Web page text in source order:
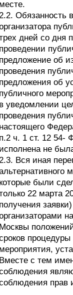
месте.
Обязанность
дней со дня
проведении
предложение об
проведения
предложения об
публичного
в уведомлении
проведения
настоящего
п.2 ч. 1 ст. 12 54-
исполнена не
Вся иная
которые были
22 марта
получения
Москвы
процедуры
мероприятия,
Вместе с тем
прав